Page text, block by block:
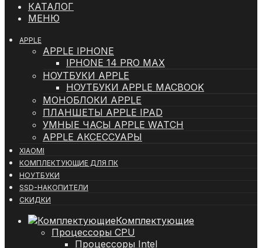
КАТАЛОГ
МЕНЮ
APPLE
APPLE IPHONE
IPHONE 14 PRO MAX
НОУТБУКИ APPLE
НОУТБУКИ APPLE MACBOOK
МОНОБЛОКИ APPLE
ПЛАНШЕТЫ APPLE IPAD
УМНЫЕ ЧАСЫ APPLE WATCH
APPLE АКСЕССУАРЫ
XIAOMI
КОМПЛЕКТУЮЩИЕ ДЛЯ ПК
НОУТБУКИ
SSD-НАКОПИТЕЛИ
СКИДКИ
Комплектующие
Процессоры CPU
Процессоры Intel